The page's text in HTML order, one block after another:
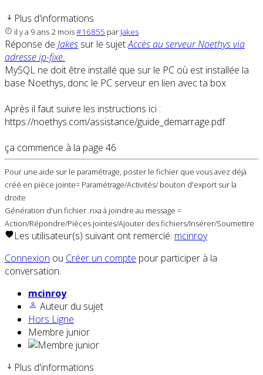
Plus d'informations
il y a 9 ans 2 mois#16855 par Jakes
Réponse de Jakes sur le sujetAccès au serveur Noethys via
adresse ip-fixe.
MySQL ne doit être installé que sur le PC où est installée la
base Noethys, donc le PC serveur en lien avec ta box
Après il faut suivre les instructions ici :
https://noethys.com/assistance/guide_demarrage.pdf
ça commence à la page 46
Pour une aide sur le paramétrage, poster le fichier que vous avez déjà
créé en pièce jointe= Paramétrage/Activités/ bouton d'export sur la
droite
Génération d'un fichier .nxa à joindre au message =
Action/Répondre/Pièces jointes/Ajouter des fichiers/Insérer/Soumettre
Les utilisateur(s) suivant ont remercié: mcinroy
Connexion ou Créer un compte pour participer à la
conversation.
mcinroy
Auteur du sujet
Hors Ligne
Membre junior
Plus d'informations